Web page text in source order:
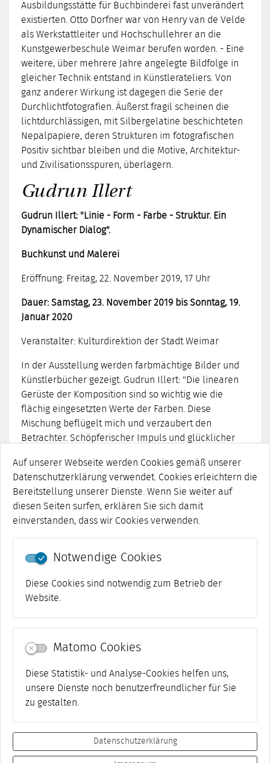
Auf unserer Webseite werden Cookies gemäß unserer
Datenschutzerklärung verwendet. Cookies erleichtern die
Bereitstellung unserer Dienste. Wenn Sie weiter auf
diesen Seiten surfen, erklären Sie sich damit
einverstanden, dass wir Cookies verwenden.
Notwendige Cookies
Diese Cookies sind notwendig zum Betrieb der
Website.
Matomo Cookies
Diese Statistik- und Analyse-Cookies helfen uns,
unsere Dienste noch benutzerfreundlicher für Sie
zu gestalten.
Datenschutzerklärung
Ausbildungsstätte für Buchbinderei fast unverändert
existierten. Otto Dorfner war von Henry van de Velde
als Werkstattleiter und Hochschullehrer an die
Kunstgewerbeschule Weimar berufen worden. - Eine
weitere, über mehrere Jahre angelegte Bildfolge in
gleicher Technik entstand in Künstlerateliers. Von
ganz anderer Wirkung ist dagegen die Serie der
Durchlichtfotografien. Äußerst fragil scheinen die
lichtdurchlässigen, mit Silbergelatine beschichteten
Nepalpapiere, deren Strukturen im fotografischen
Positiv sichtbar bleiben und die Motive, Architektur-
und Zivilisationsspuren, überlagern.
Gudrun Illert
Gudrun Illert: "Linie - Form - Farbe - Struktur. Ein
Dynamischer Dialog".
Buchkunst und Malerei
Eröffnung: Freitag, 22. November 2019, 17 Uhr
Dauer: Samstag, 23. November 2019 bis Sonntag, 19.
Januar 2020
Veranstalter: Kulturdirektion der Stadt Weimar
In der Ausstellung werden farbmächtige Bilder und
Künstlerbücher gezeigt. Gudrun Illert: "Die linearen
Gerüste der Komposition sind so wichtig wie die
flächig eingesetzten Werte der Farben. Diese
Mischung beflügelt mich und verzaubert den
Betrachter. Schöpferischer Impuls und glücklicher
nichts gelingt."
Die großformatigen Gouachen setzen auf die Wirkung
der Farbe, basierend auf Buchstabenformen und
Worten - Buchstaben, die mit ihren Linien,
geometrisches Formenvokabular, bei dem vor allem
die Macht der Farben auf den Betrachter wirkt. In den
kalligraphischen Arbeiten und Unikatbüchern
das Bauhaus.
backward